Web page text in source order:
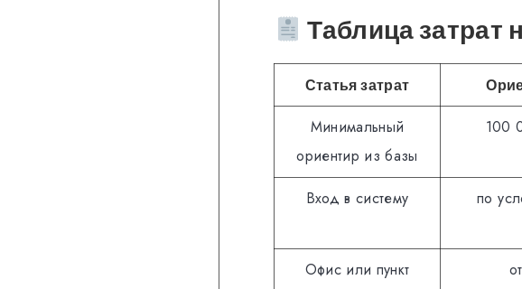
Таблица затрат
Статья затрат
Минимальный
ориентир из базы
100
Вход в систему
по
Офис или пункт